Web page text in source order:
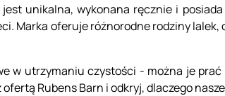
unikalna, wykonana ręcznie i
Marka oferuje różnorodne rodziny
w utrzymaniu czystości - można je
Rubens Barn i odkryj, dlaczego